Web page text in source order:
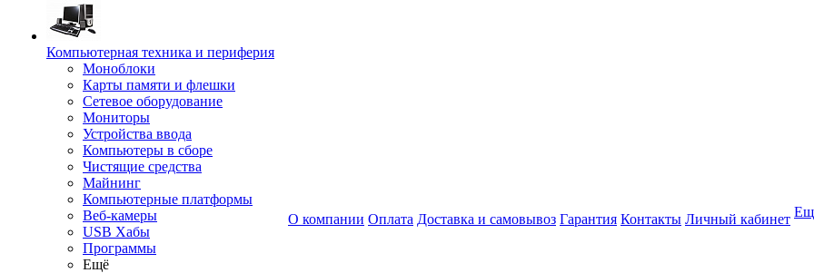
Компьютерная техника и периферия
Моноблоки
Карты памяти и флешки
Сетевое оборудование
Мониторы
Устройства ввода
Компьютеры в сборе
Чистящие средства
Майнинг
Компьютерные платформы
Веб-камеры
USB Хабы
Программы
Ещё
О компании Оплата Доставка и самовывоз Гарантия Контакты Личный кабинет